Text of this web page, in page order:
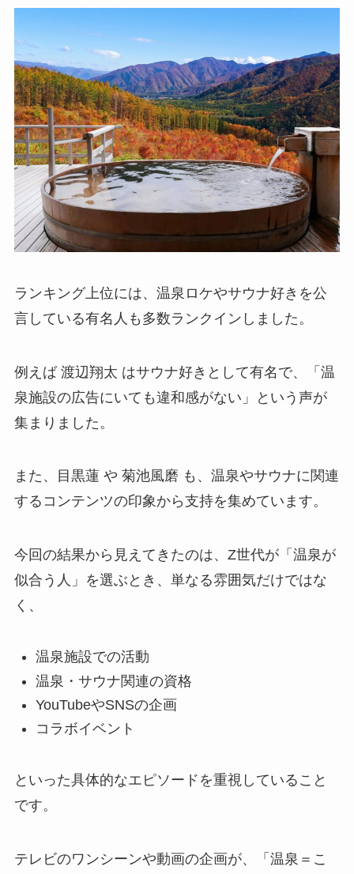
ランキング上位には、温泉ロケやサウナ好きを公
言している有名人も多数ランクインしました。
例えば 渡辺翔太 はサウナ好きとして有名で、「温
泉施設の広告にいても違和感がない」という声が
集まりました。
また、目黒蓮 や 菊池風磨 も、温泉やサウナに関連
するコンテンツの印象から支持を集めています。
今回の結果から見えてきたのは、Z世代が「温泉が
似合う人」を選ぶとき、単なる雰囲気だけではな
く、
温泉施設での活動
温泉・サウナ関連の資格
YouTubeやSNSの企画
コラボイベント
といった具体的なエピソードを重視していること
です。
テレビのワンシーンや動画の企画が、「温泉＝こ